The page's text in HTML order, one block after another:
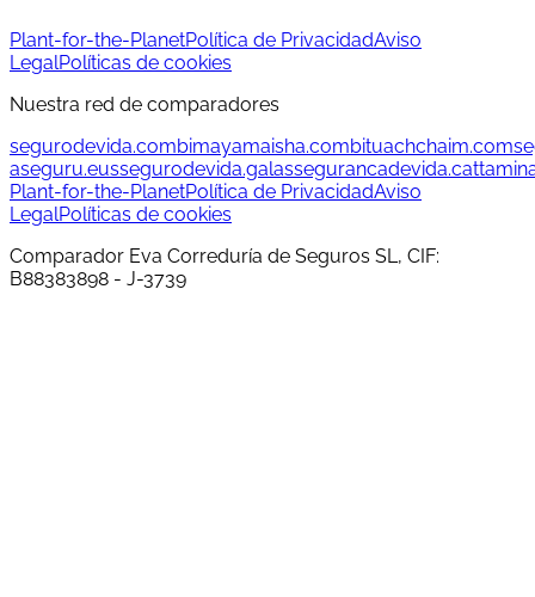
Plant-for-the-PlanetPolítica de PrivacidadAviso
LegalPolíticas de cookies
Nuestra red de comparadores
segurodevida.combimayamaisha.combituachchaim.com
aseguru.eussegurodevida.galassegurancadevida.cat
Plant-for-the-PlanetPolítica de PrivacidadAviso
LegalPolíticas de cookies
Comparador Eva Correduría de Seguros SL, CIF:
B88383898 - J-3739